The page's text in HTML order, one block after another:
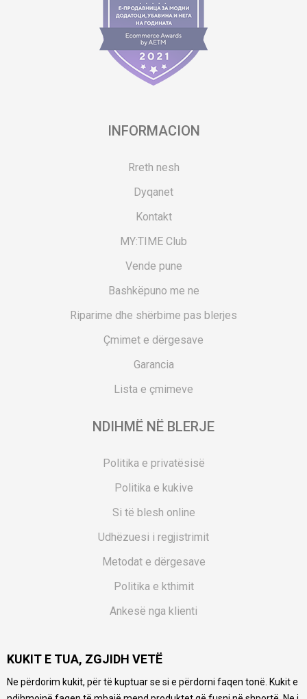
INFORMACION
Rreth nesh
Dyqanet
Kontakt
MY:TIME Club
Vende pune
Bashkëpuno me ne
Riparime dhe shërbime pas blerjes
Çmimet e dërgesave
Garancia
Lista e çmimeve
NDIHMË NË BLERJE
Politika e privatësisë
Politika e kukive
Si të blesh online
Udhëzuesi i regjistrimit
Metodat e dërgesave
Politika e kthimit
Ankesë nga klienti
Pyetjet më të shpeshta
Ne bëjmë çmos që të ofrojmë një përshkrim sa më të saktë
KUKIT E TUA, ZGJIDH VETË
Ne përdorim kukit, për të kuptuar se si e përdorni faqen tonë. Kukit e